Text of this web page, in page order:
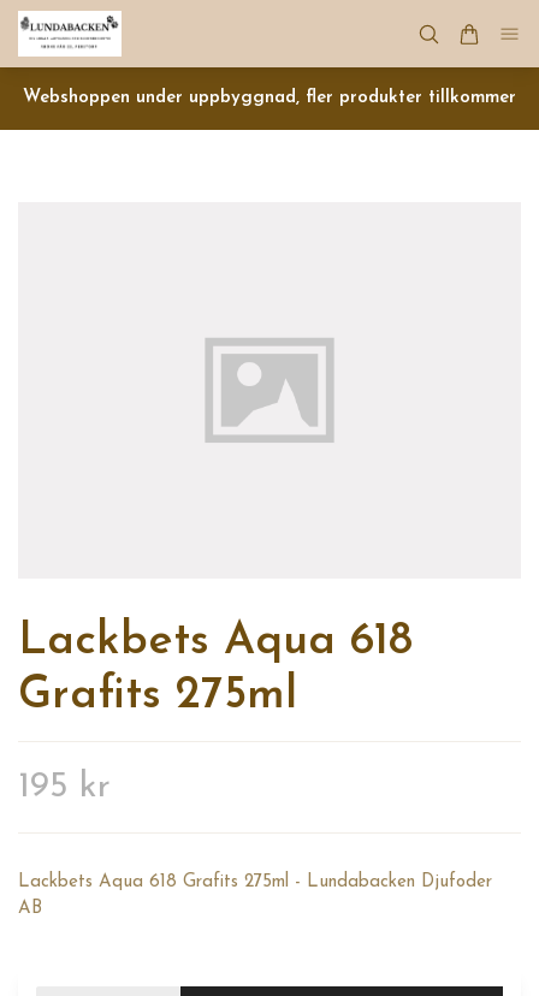
Webshoppen under uppbyggnad, fler produkter tillkommer
Lackbets Aqua 618
Grafits 275ml
195 kr
Lackbets Aqua 618 Grafits 275ml - Lundabacken Djufoder
AB